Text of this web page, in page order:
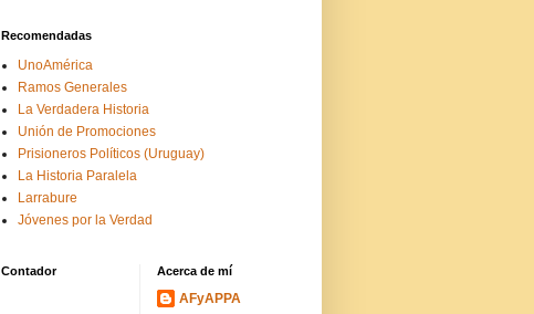
Recomendadas
UnoAmérica
Ramos Generales
La Verdadera Historia
Unión de Promociones
Prisioneros Políticos (Uruguay)
La Historia Paralela
Larrabure
Jóvenes por la Verdad
Contador Acerca de mí
AFyAPPA